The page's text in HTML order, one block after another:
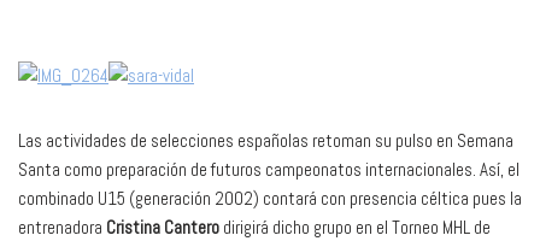
Las actividades de selecciones españolas retoman su pulso en Semana
Santa como preparación de futuros campeonatos internacionales. Así, el
combinado U15 (generación 2002) contará con presencia céltica pues la
entrenadora Cristina Cantero dirigirá dicho grupo en el Torneo MHL de